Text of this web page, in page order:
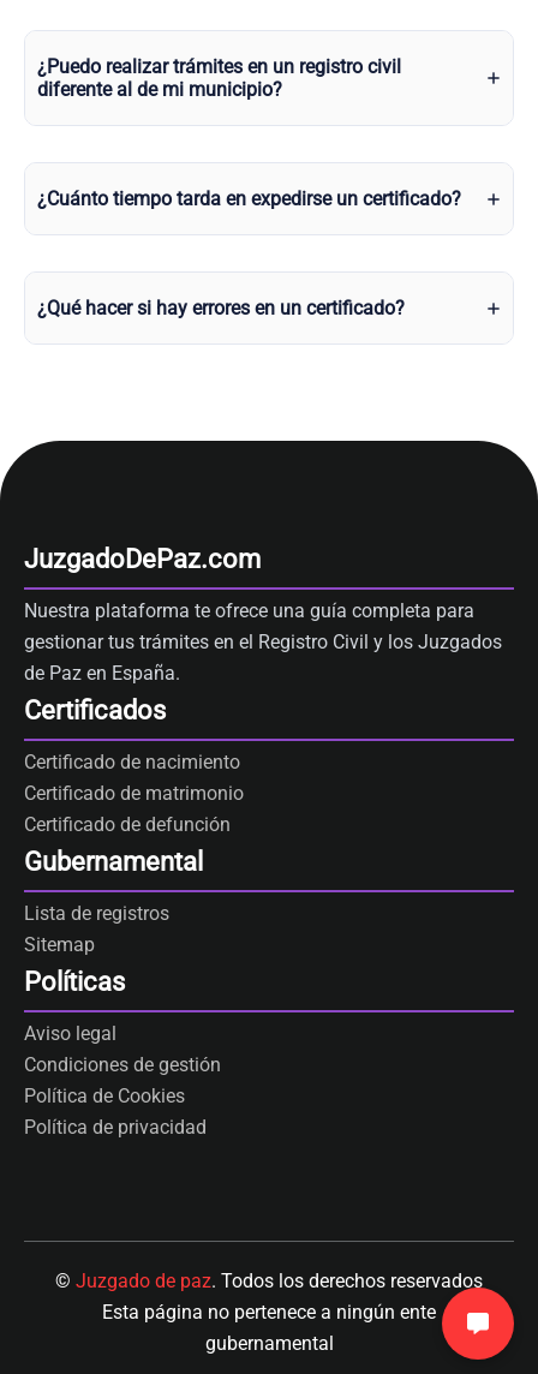
¿Puedo realizar trámites en un registro civil
diferente al de mi municipio?
¿Cuánto tiempo tarda en expedirse un certificado?
¿Qué hacer si hay errores en un certificado?
JuzgadoDePaz.com
Nuestra plataforma te ofrece una guía completa para
gestionar tus trámites en el Registro Civil y los Juzgados
de Paz en España.
Certificados
Certificado de nacimiento
Certificado de matrimonio
Certificado de defunción
Gubernamental
Lista de registros
Sitemap
Políticas
Aviso legal
Condiciones de gestión
Política de Cookies
Política de privacidad
© Juzgado de paz. Todos los derechos reservados
Esta página no pertenece a ningún ente
gubernamental